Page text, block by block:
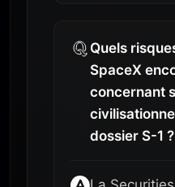
Quels
SpaceX
concernant
dossier S-1 ?